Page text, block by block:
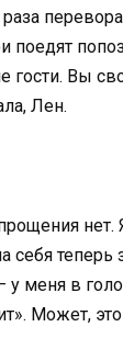
поедят
гости. Вы
Лен.
нет.
себя теперь
меня в
Может,